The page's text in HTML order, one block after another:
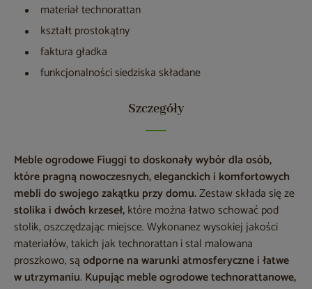
materiał technorattan
kształt prostokątny
faktura gładka
funkcjonalności siedziska składane
Szczegóły
Meble ogrodowe Fiuggi to doskonały wybór dla osób,
które pragną nowoczesnych, eleganckich i komfortowych
mebli do swojego zakątku przy domu.Zestaw składa się ze
stolika i dwóch krzeseł,które można łatwo schować pod
stolik, oszczędzając miejsce. Wykonanez wysokiej jakości
materiałów, takich jak technorattan i stal malowana
proszkowo, sąodporne na warunki atmosferyczne i łatwe
w utrzymaniu. Kupując meble ogrodowe technorattanowe,